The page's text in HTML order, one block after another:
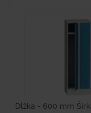
Dĺžka - 600 mm